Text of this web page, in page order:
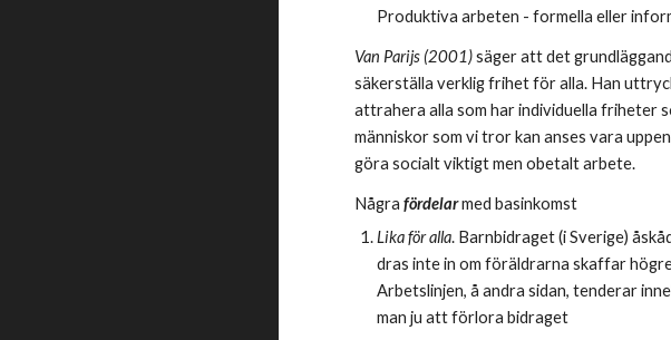
Produktiva arbeten - formella eller
Van Parijs (2001) säger att det
säkerställa verklig frihet för alla. Han
attrahera alla som har individuella friheter
människor som vi tror kan anses vara
göra socialt viktigt men obetalt arbete.
Några fördelar med basinkomst
Lika för alla. Barnbidraget (i Sverige)
dras inte in om föräldrarna skaffar
Arbetslinjen, å andra sidan, tenderar
man ju att förlora bidraget